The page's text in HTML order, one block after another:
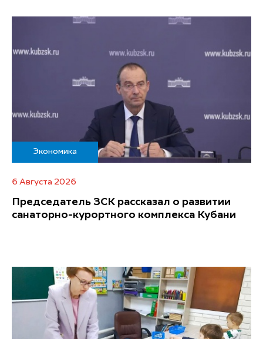
Экономика
6 Августа 2026
Председатель ЗСК рассказал о развитии
санаторно-курортного комплекса Кубани